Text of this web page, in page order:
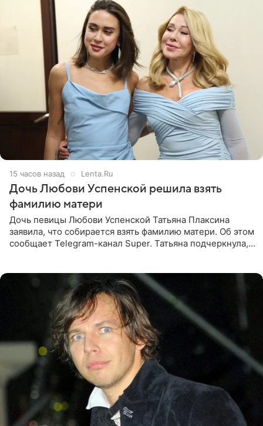
15 часов назад Lenta.Ru
Дочь Любови Успенской решила взять
фамилию матери
Дочь певицы Любови Успенской Татьяна Плаксина
заявила, что собирается взять фамилию матери. Об этом
сообщает Telegram-канал Super. Татьяна подчеркнула,